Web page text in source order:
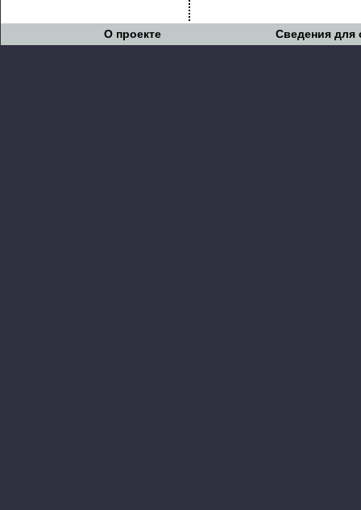
О проекте Сведения для